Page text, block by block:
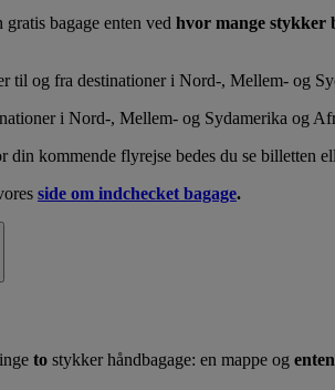
bagage enten ved hvor mange stykker
til og fra destinationer i Nord-, Mellem- og
i Nord-, Mellem- og Sydamerika og
kommende flyrejse bedes du se billetten
side om indchecket bagage.
to stykker håndbagage: en mappe og enten